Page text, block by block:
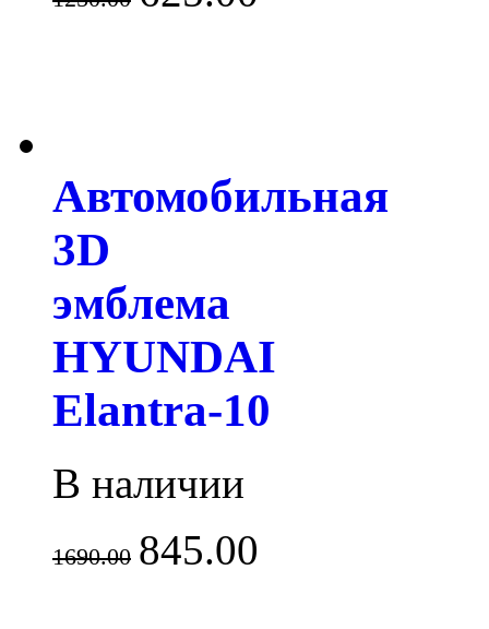
Автомобильная
3D
эмблема
HYUNDAI
Elantra-10
В наличии
1690.00 845.00